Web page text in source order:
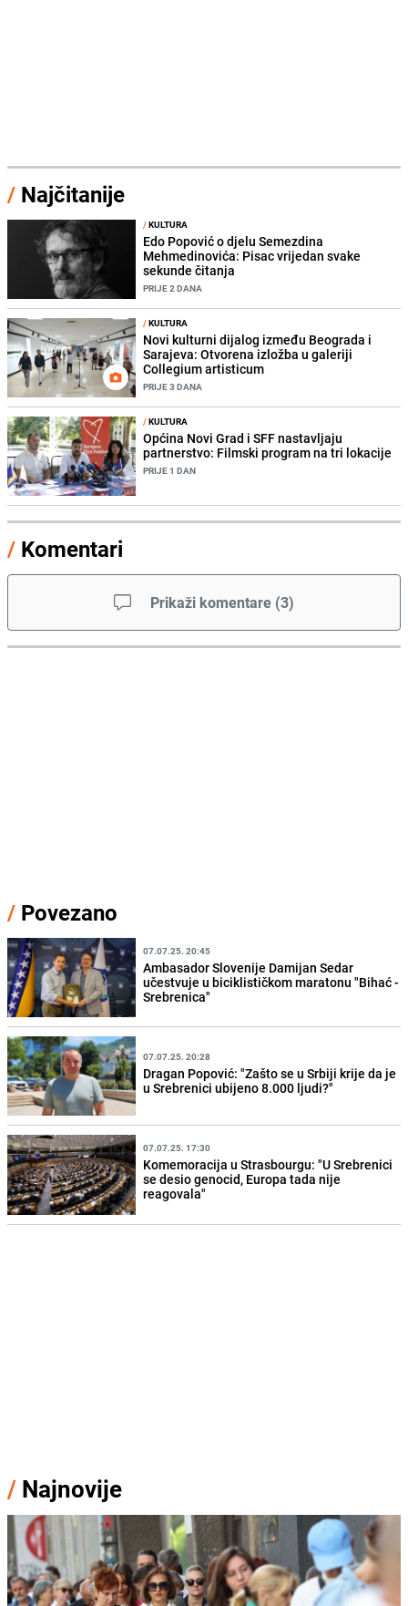
/ Najčitanije
/KULTURA
Edo Popović o djelu Semezdina
Mehmedinovića: Pisac vrijedan svake
sekunde čitanja
PRIJE 2 DANA
/KULTURA
Novi kulturni dijalog između Beograda i
Sarajeva: Otvorena izložba u galeriji
Collegium artisticum
PRIJE 3 DANA
/KULTURA
Općina Novi Grad i SFF nastavljaju
partnerstvo: Filmski program na tri lokacije
PRIJE 1 DAN
/ Komentari
Prikaži komentare (3)
/ Povezano
07.07.25. 20:45
Ambasador Slovenije Damijan Sedar
učestvuje u biciklističkom maratonu "Bihać -
Srebrenica"
07.07.25. 20:28
Dragan Popović: "Zašto se u Srbiji krije da je
u Srebrenici ubijeno 8.000 ljudi?"
07.07.25. 17:30
Komemoracija u Strasbourgu: "U Srebrenici
se desio genocid, Europa tada nije
reagovala"
/ Najnovije